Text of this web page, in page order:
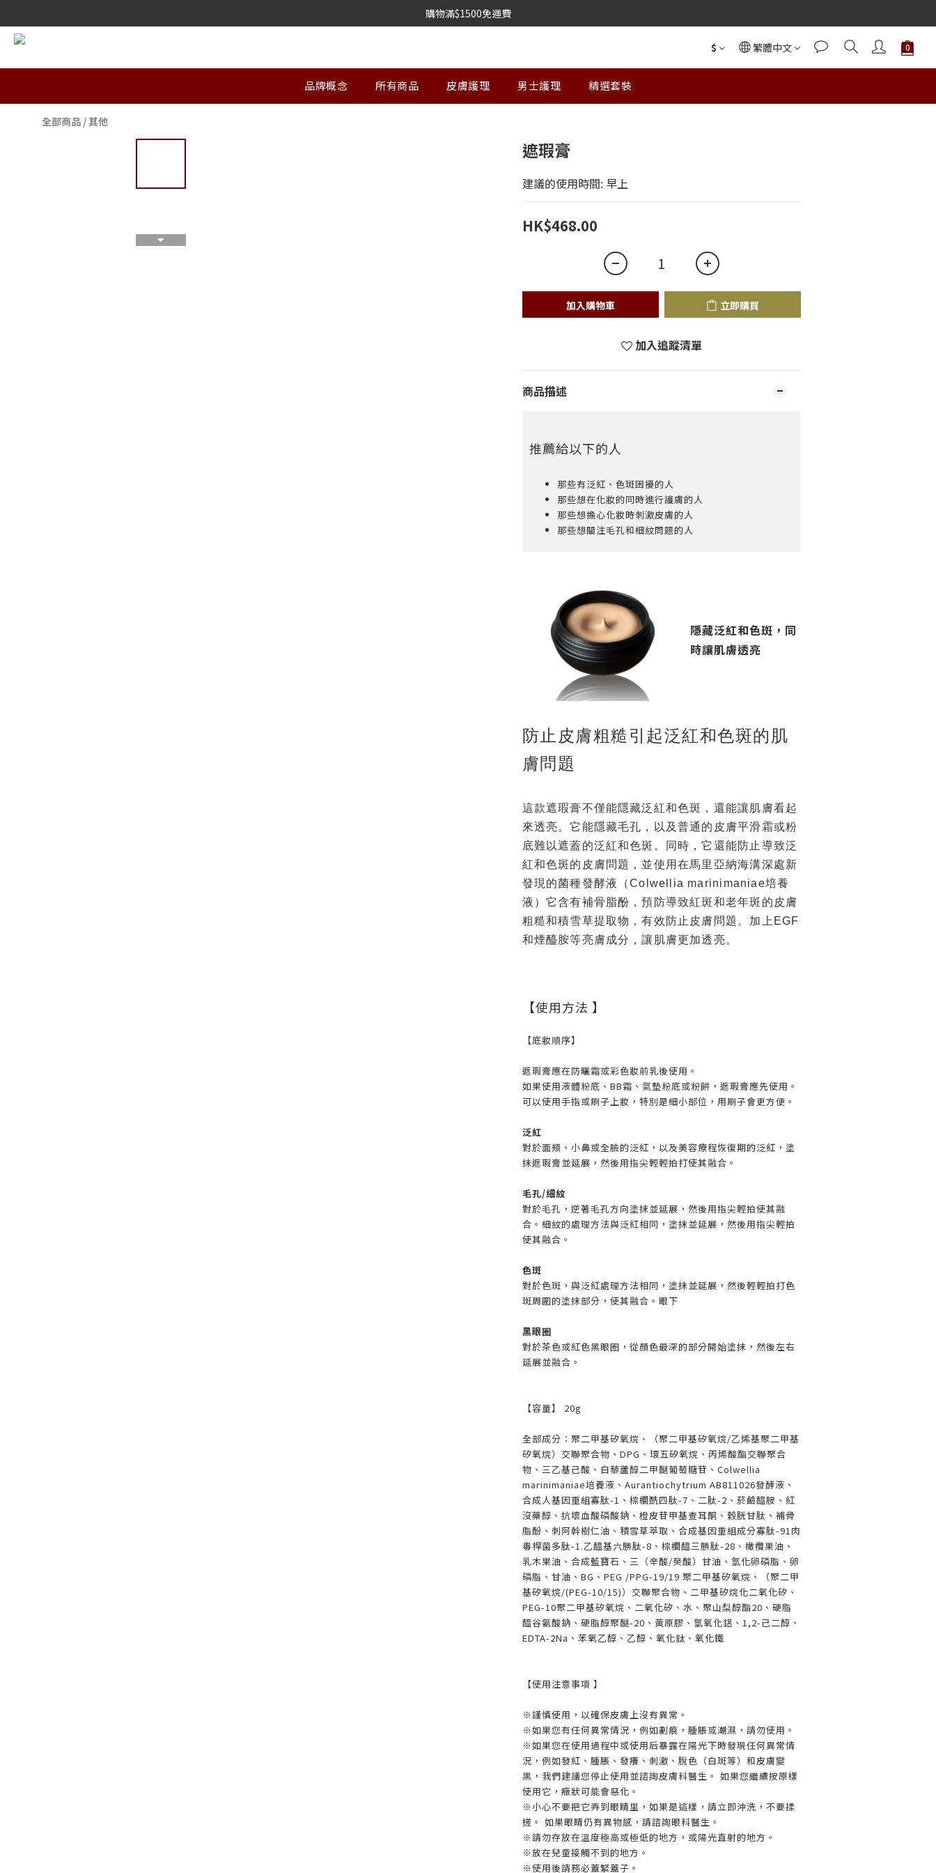
購物滿$1500免運費
$ 繁體中文
品牌概念 所有商品 皮膚護理 男士護理 精選套裝
全部商品 /其他
遮瑕膏
建議的使用時間: 早上
HK$468.00
加入購物車 立即購買
加入追蹤清單
商品描述
推薦給以下的人
那些有泛紅、色斑困擾的人
那些想在化妝的同時進行護膚的人
那些想擔心化妝時刺激皮膚的人
那些想關注毛孔和細紋問題的人
隱藏泛紅和色斑，同
時讓肌膚透亮
防止皮膚粗糙引起泛紅和色斑的肌
膚問題
這款遮瑕膏不僅能隱藏泛紅和色斑，還能讓肌膚看起
來透亮。它能隱藏毛孔，以及普通的皮膚平滑霜或粉
底難以遮蓋的泛紅和色斑。同時，它還能防止導致泛
紅和色斑的皮膚問題，並使用在馬里亞納海溝深處新
發現的菌種發酵液（Colwellia marinimaniae培養
液）它含有補骨脂酚，預防導致紅斑和老年斑的皮膚
粗糙和積雪草提取物，有效防止皮膚問題。加上EGF
和煙醯胺等亮膚成分，讓肌膚更加透亮。
【使用方法 】
【底妝順序】
遮瑕膏應在防曬霜或彩色妝前乳後使用。
如果使用液體粉底、BB霜、氣墊粉底或粉餅，遮瑕膏應先使用。
可以使用手指或刷子上妝，特別是細小部位，用刷子會更方便。
泛紅
對於面頰、小鼻或全臉的泛紅，以及美容療程恢復期的泛紅，塗
抹遮瑕膏並延展，然後用指尖輕輕拍打使其融合。
毛孔/細紋
對於毛孔，逆著毛孔方向塗抹並延展，然後用指尖輕拍使其融
合。細紋的處理方法與泛紅相同，塗抹並延展，然後用指尖輕拍
使其融合。
色斑
對於色斑，與泛紅處理方法相同，塗抹並延展，然後輕輕拍打色
斑周圍的塗抹部分，使其融合。眼下
黑眼圈
對於茶色或紅色黑眼圈，從顏色最深的部分開始塗抹，然後左右
延展並融合。
【容量】 20g
全部成分：聚二甲基矽氧烷、（聚二甲基矽氧烷/乙烯基聚二甲基
矽氧烷）交聯聚合物、DPG、環五矽氧烷、丙烯酸酯交聯聚合
物、三乙基己酸、白藜蘆醇二甲醚葡萄糖苷、Colwellia
marinimaniae培養液、Aurantiochytrium AB811026發酵液、
合成人基因重組寡肽-1、棕櫚酰四肽-7、二肽-2、菸鹼醯胺、紅
沒藥醇、抗壞血酸磷酸鈉、橙皮苷甲基查耳酮、穀胱甘肽、補骨
脂酚、刺阿幹樹仁油、積雪草萃取、合成基因重組成分寡肽-91肉
毒桿菌多肽-1.乙醯基六勝肽-8、棕櫚醯三勝肽-28、橄欖果油、
乳木果油、合成藍寶石、三（辛酸/癸酸）甘油、氫化卵磷脂、卵
磷脂、甘油、BG、PEG /PPG-19/19 聚二甲基矽氧烷、（聚二甲
基矽氧烷/(PEG-10/15)）交聯聚合物、二甲基矽烷化二氧化矽、
PEG-10聚二甲基矽氧烷、二氧化矽、水、聚山梨醇酯20、硬脂
醯谷氨酸鈉、硬脂醇聚醚-20、黃原膠、氫氧化鋁、1,2-己二醇、
EDTA-2Na、苯氧乙醇、乙醇、氧化鈦、氧化鐵
【使用注意事項 】
※謹慎使用，以確保皮膚上沒有異常。
※如果您有任何異常情況，例如劃痕，腫脹或潮濕，請勿使用。
※如果您在使用過程中或使用后暴露在陽光下時發現任何異常情
況，例如發紅、腫脹、發癢、刺激、脫色（白斑等）和皮膚變
黑，我們建議您停止使用並諮詢皮膚科醫生。 如果您繼續按原樣
使用它，癥狀可能會惡化。
※小心不要把它弄到眼睛里，如果是這樣，請立即沖洗，不要揉
搓。 如果眼睛仍有異物感，請諮詢眼科醫生。
※請勿存放在溫度極高或極低的地方，或陽光直射的地方。
※放在兒童接觸不到的地方。
※使用後請務必蓋緊蓋子。